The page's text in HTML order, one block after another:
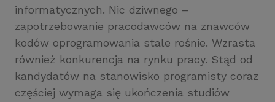
informatycznych. Nic dziwnego –
zapotrzebowanie pracodawców na znawców
kodów oprogramowania stale rośnie. Wzrasta
również konkurencja na rynku pracy. Stąd od
kandydatów na stanowisko programisty coraz
częściej wymaga się ukończenia studiów